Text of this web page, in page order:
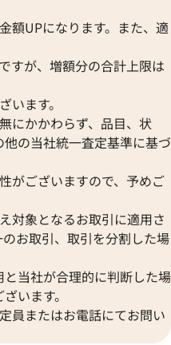
ルガリ エルゴン EG40SCH
参考買取価格
円
※2024年3月9日時点の参考買
額UPになります。また、適
すが、増額分の合計上限は
います。
にかかわらず、品目、状
の当社統一査定基準に基づ
がございますので、予めご
対象となるお取引に適用さ
お取引、取引を分割した場
当社が合理的に判断した場
います。
員またはお電話にてお問い